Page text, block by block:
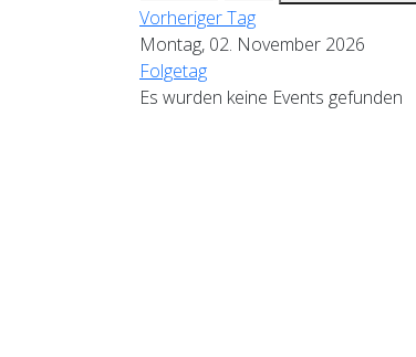
Vorheriger Tag
Montag, 02. November 2026
Folgetag
Es wurden keine Events gefunden